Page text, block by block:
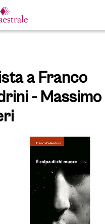
a Franco
- Massimo